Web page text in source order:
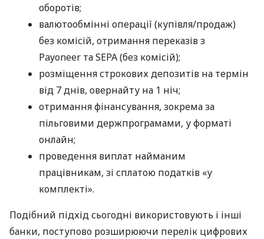
оборотів;
валютообмінні операції (купівля/продаж)
без комісій, отримання переказів з
Payoneer та SEPA (без комісій);
розміщення строкових депозитів на термін
від 7 днів, овернайту на 1 ніч;
отримання фінансування, зокрема за
пільговими держпрограмами, у форматі
онлайн;
проведення виплат найманим
працівникам, зі сплатою податків «у
комплекті».
Подібний підхід сьогодні використовують і інші
банки, поступово розширюючи перелік цифрових